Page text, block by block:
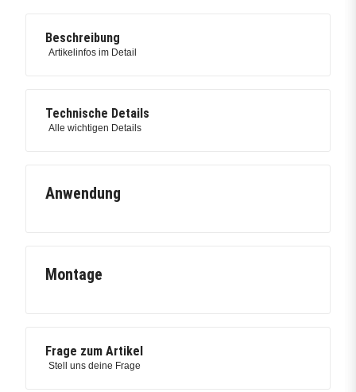
Beschreibung
Artikelinfos im Detail
Technische Details
Alle wichtigen Details
Anwendung
Montage
Frage zum Artikel
Stell uns deine Frage